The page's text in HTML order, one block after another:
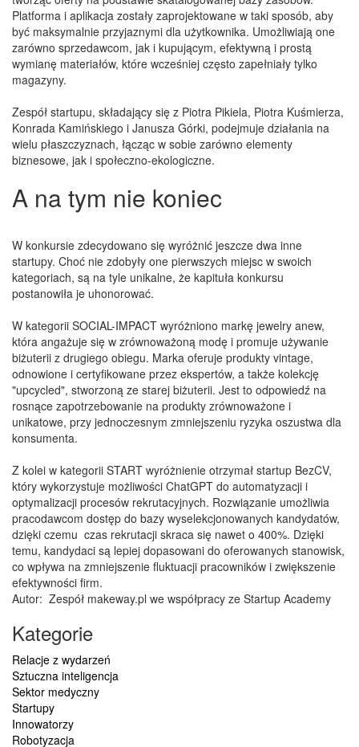
Platforma i aplikacja zostały zaprojektowane w taki sposób, aby
być maksymalnie przyjaznymi dla użytkownika. Umożliwiają one
zarówno sprzedawcom, jak i kupującym, efektywną i prostą
wymianę materiałów, które wcześniej często zapełniały tylko
magazyny.
Zespół startupu, składający się z Piotra Pikiela, Piotra Kuśmierza,
Konrada Kamińskiego i Janusza Górki, podejmuje działania na
wielu płaszczyznach, łącząc w sobie zarówno elementy
biznesowe, jak i społeczno-ekologiczne.
A na tym nie koniec
W konkursie zdecydowano się wyróżnić jeszcze dwa inne
startupy. Choć nie zdobyły one pierwszych miejsc w swoich
kategoriach, są na tyle unikalne, że kapituła konkursu
postanowiła je uhonorować.
W kategorii SOCIAL-IMPACT wyróżniono markę jewelry anew,
która angażuje się w zrównoważoną modę i promuje używanie
biżuterii z drugiego obiegu. Marka oferuje produkty vintage,
odnowione i certyfikowane przez ekspertów, a także kolekcję
"upcycled", stworzoną ze starej biżuterii. Jest to odpowiedź na
rosnące zapotrzebowanie na produkty zrównoważone i
unikatowe, przy jednoczesnym zmniejszeniu ryzyka oszustwa dla
konsumenta.
Z kolei w kategorii START wyróżnienie otrzymał startup BezCV,
który wykorzystuje możliwości ChatGPT do automatyzacji i
optymalizacji procesów rekrutacyjnych. Rozwiązanie umożliwia
pracodawcom dostęp do bazy wyselekcjonowanych kandydatów,
dzięki czemu czas rekrutacji skraca się nawet o 400%. Dzięki
temu, kandydaci są lepiej dopasowani do oferowanych stanowisk,
co wpływa na zmniejszenie fluktuacji pracowników i zwiększenie
efektywności firm.
Autor: Zespół makeway.pl we współpracy ze Startup Academy
Kategorie
Relacje z wydarzeń
Sztuczna inteligencja
Sektor medyczny
Startupy
Innowatorzy
Robotyzacja